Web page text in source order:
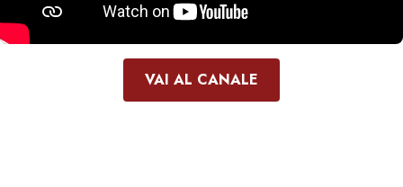
VAI AL CANALE